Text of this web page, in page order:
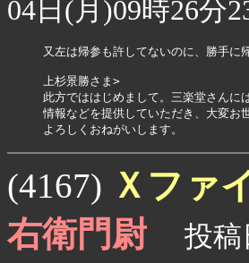
04日(月)09時26分
又左は帰参も許してないのに、勝手に
上杉景勝さま>
此方でははじめまして。三楽堂さんに
情報などを提供していただき、大変お
よろしくおねがいします。
(4167) Ｘファ
右衛門尉 投稿